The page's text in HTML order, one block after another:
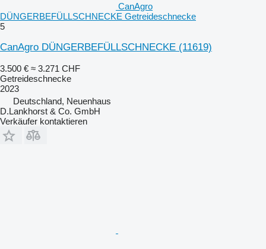
CanAgro
DÜNGERBEFÜLLSCHNECKE Getreideschnecke
5
CanAgro DÜNGERBEFÜLLSCHNECKE (11619)
3.500 € ≈ 3.271 CHF
Getreideschnecke
2023
Deutschland, Neuenhaus
D.Lankhorst & Co. GmbH
Verkäufer kontaktieren